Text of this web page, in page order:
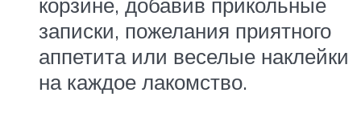
записки, пожелания приятного
аппетита или веселые наклейки
на каждое лакомство.